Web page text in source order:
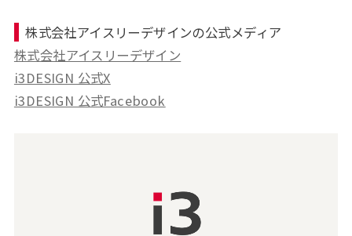
株式会社アイスリーデザインの公式メディア
株式会社アイスリーデザイン
i3DESIGN 公式X
i3DESIGN 公式Facebook